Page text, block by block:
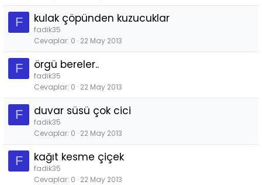
F kulak çöpünden kuzucuklar
fadik35
Cevaplar 0 22 May 2013
F örgü bereler..
fadik35
Cevaplar 0 22 May 2013
F duvar süsü çok cici
fadik35
Cevaplar 0 22 May 2013
F kağıt kesme çiçek
fadik35
Cevaplar 0 22 May 2013